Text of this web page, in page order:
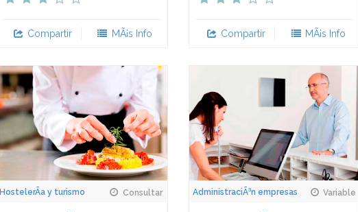
Compartir MÃ¡s Info Compartir MÃ¡s Info
HostelerÃ­a y turismo Consultar AdministraciÃ³n empresas Variable